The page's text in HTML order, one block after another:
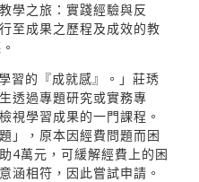
學之旅：實踐經驗與反
至成果之歷程及成效的教
習的『成就感』。」莊琇
透過專題研究或實務專
視學習成果的一門課程。
」，原本因經費問題而困
4萬元，可緩解經費上的困
涵相符，因此嘗試申請。